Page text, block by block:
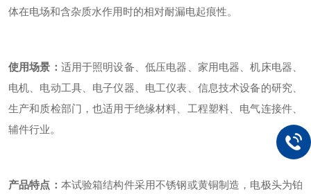
体在电场和含杂质水作用时的相对耐漏电起痕性。
使用场景： 适用于照明设备、低压电器、家用电器、机床电器、
电机、电动工具、电子仪器、电工仪表、信息技术设备的研究、
生产和质检部门，也适用于绝缘材料、工程塑料、电气连接件、
辅件行业。
产品特点： 本试验箱结构件采用不锈钢或黄铜制造，电极头为铂